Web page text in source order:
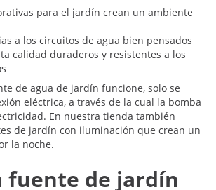
para el jardín crean un ambiente
a los circuitos de agua bien pensados
calidad duraderos y resistentes a los
de agua de jardín funcione, solo se
eléctrica, a través de la cual la bomba
En nuestra tienda también
de jardín con iluminación que crean un
la noche.
fuente de jardín